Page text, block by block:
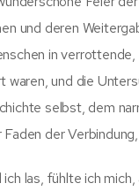
und deren
in
waren, und die
selbst, dem
Faden der
ich las, fühlte ich